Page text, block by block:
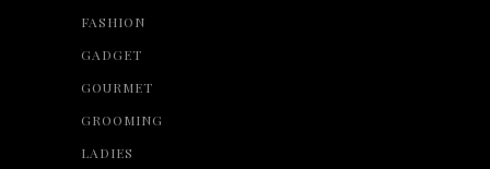
FASHION
GADGET
GOURMET
GROOMING
LADIES